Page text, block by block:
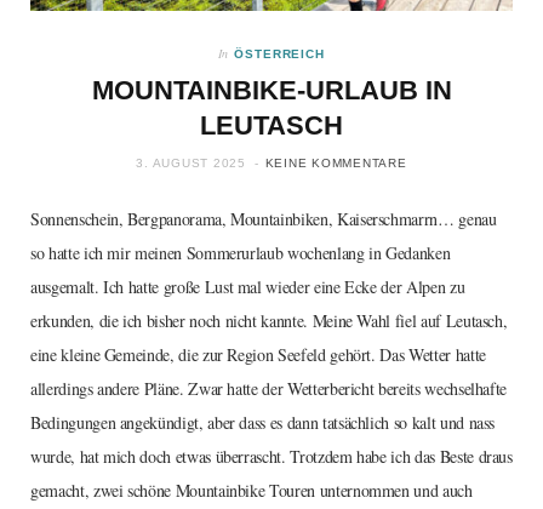
In ÖSTERREICH
MOUNTAINBIKE-URLAUB IN
LEUTASCH
3. AUGUST 2025 KEINE KOMMENTARE
Sonnenschein, Bergpanorama, Mountainbiken, Kaiserschmarrn… genau
so hatte ich mir meinen Sommerurlaub wochenlang in Gedanken
ausgemalt. Ich hatte große Lust mal wieder eine Ecke der Alpen zu
erkunden, die ich bisher noch nicht kannte. Meine Wahl fiel auf Leutasch,
eine kleine Gemeinde, die zur Region Seefeld gehört. Das Wetter hatte
allerdings andere Pläne. Zwar hatte der Wetterbericht bereits wechselhafte
Bedingungen angekündigt, aber dass es dann tatsächlich so kalt und nass
wurde, hat mich doch etwas überrascht. Trotzdem habe ich das Beste draus
gemacht, zwei schöne Mountainbike Touren unternommen und auch